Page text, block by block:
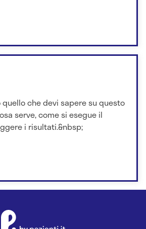
che devi sapere su questo
serve, come si esegue il
i risultati.&nbsp;